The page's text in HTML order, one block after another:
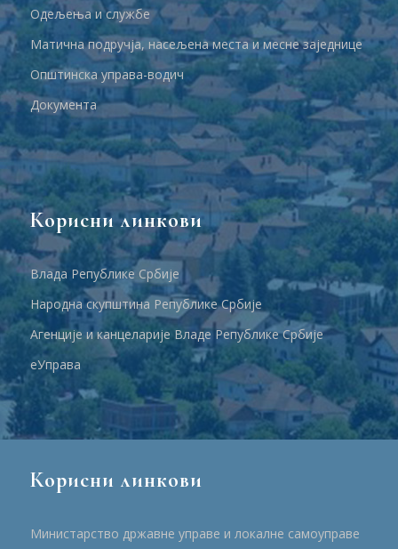
Одељења и службе
Матична подручја, насељена места и месне заједнице
Општинска управа-водич
Документа
Корисни линкови
Влада Републике Србије
Народна скупштина Републике Србије
Агенције и канцеларије Владе Републике Србије
еУправа
Корисни линкови
Министарство државне управе и локалне самоуправе